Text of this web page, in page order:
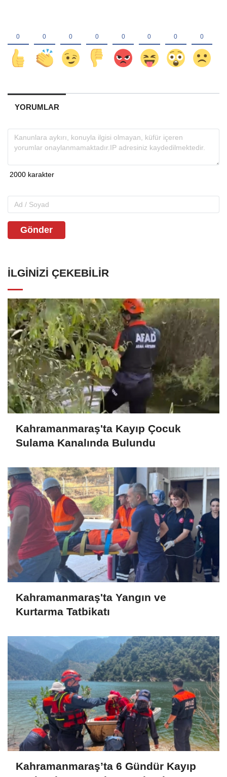
YORUMLAR
Gönder
İLGINIZI ÇEKEBILIR
Kahramanmaraş'ta Kayıp Çocuk
Sulama Kanalında Bulundu
Kahramanmaraş'ta Yangın ve
Kurtarma Tatbikatı
Kahramanmaraş’ta 6 Gündür Kayıp